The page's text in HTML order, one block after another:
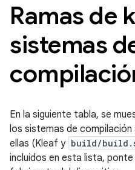
Ramas de
sistemas
En la siguiente tabla, se
los sistemas de
ellas (Kleaf y build/
incluidos en esta lista,